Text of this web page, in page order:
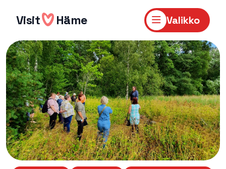
sisältöön
Visit Häme Valikko